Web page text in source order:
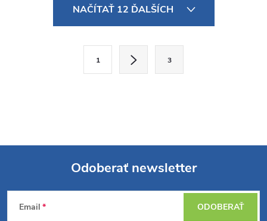
c
e
NAČÍTAŤ 12 ĎALŠÍCH
a
1 3
Z
Odoberať newsletter
Email ODOBERAŤ